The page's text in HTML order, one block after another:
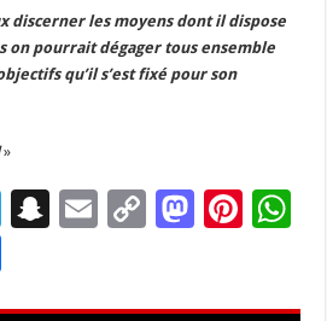
discerner les moyens dont il dispose
on pourrait dégager tous ensemble
qu’il s’est fixé pour son
»
T
S
E
C
M Pi